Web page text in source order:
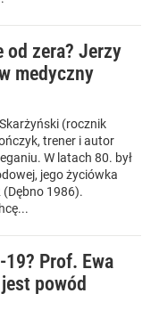
od zera? Jerzy
medyczny
(rocznik
trener i autor
W latach 80. był
jego życiówka
1986).
19? Prof. Ewa
powód